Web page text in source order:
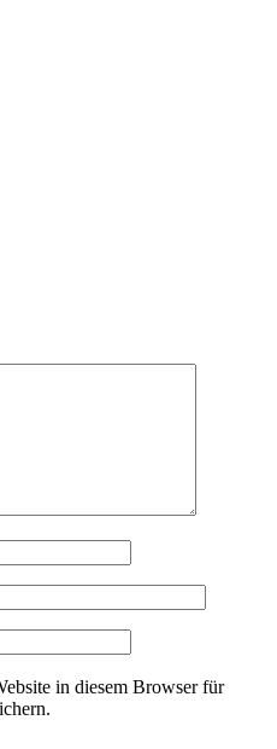
in diesem Browser für